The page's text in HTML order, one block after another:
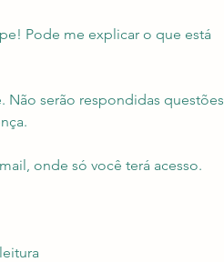
Pode me explicar o que está
Não serão respondidas questões
onde só você terá acesso.